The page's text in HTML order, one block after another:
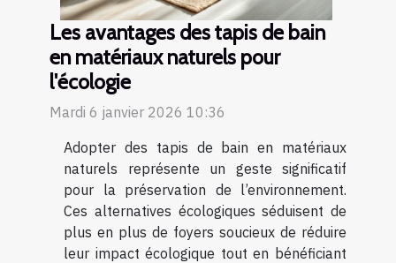
Les avantages des tapis de bain
en matériaux naturels pour
l'écologie
Mardi 6 janvier 2026 10:36
Adopter des tapis de bain en matériaux
naturels représente un geste significatif
pour la préservation de l’environnement.
Ces alternatives écologiques séduisent de
plus en plus de foyers soucieux de réduire
leur impact écologique tout en bénéficiant